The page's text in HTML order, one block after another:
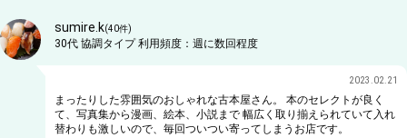
sumire.k(40件)
30代 協調タイプ利用頻度： 週に数回程度
2023.02.21
まったりした雰囲気のおしゃれな古本屋さん。 本のセレクトが良く
て、写真集から漫画、絵本、小説まで 幅広く取り揃えられていて入れ
替わりも激しいので、毎回ついつい寄ってしまうお店です。